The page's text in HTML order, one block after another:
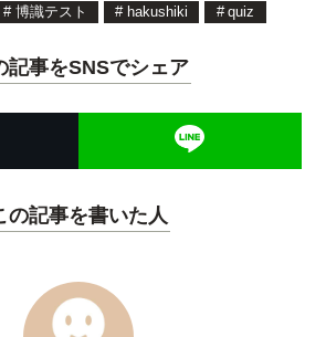
# 博識テスト # hakushiki # quiz
記事をSNSでシェア
の記事を書いた人